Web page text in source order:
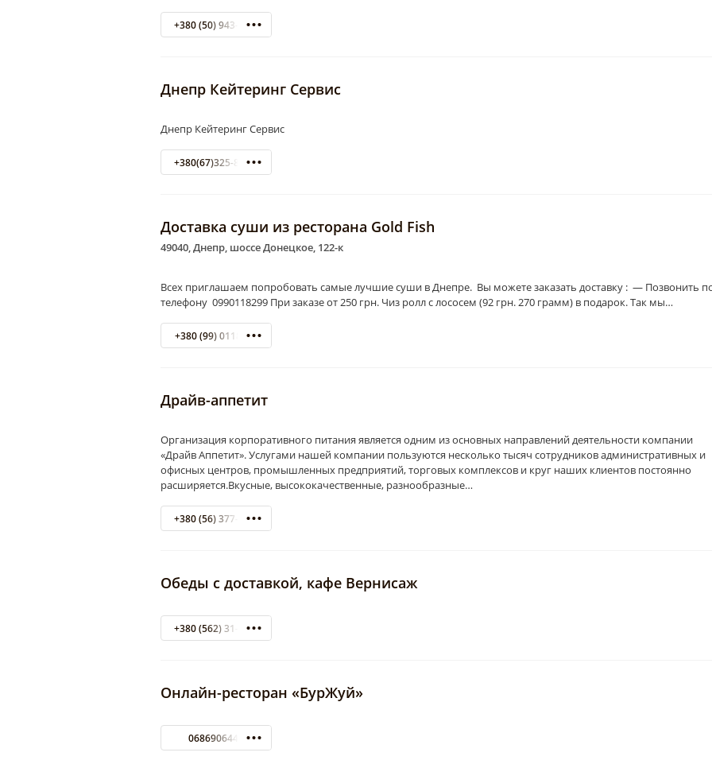
+380 (50) 943-83-37
Днепр Кейтеринг Сервис
Днепр Кейтеринг Сервис
+380(67)325-81-81
Доставка суши из ресторана Gold Fish
49040, Днепр, шоссе Донецкое, 122-к
Всех приглашаем попробовать самые лучшие суши в Днепре. Вы можете заказать доставку : — Позвонить
телефону 0990118299 При заказе от 250 грн. Чиз ролл с лососем (92 грн. 270 грамм) в подарок. Так мы…
+380 (99) 0118299
Драйв-аппетит
Организация корпоративного питания является одним из основных направлений деятельности компании
«Драйв Аппетит». Услугами нашей компании пользуются несколько тысяч сотрудников административных и
офисных центров, промышленных предприятий, торговых комплексов и круг наших клиентов постоянно
расширяется.Вкусные, высококачественные, разнообразные…
+380 (56) 377-19-30
Обеды с доставкой, кафе Вернисаж
+380 (562) 31-28-21
Онлайн-ресторан «БурЖуй»
0686906446